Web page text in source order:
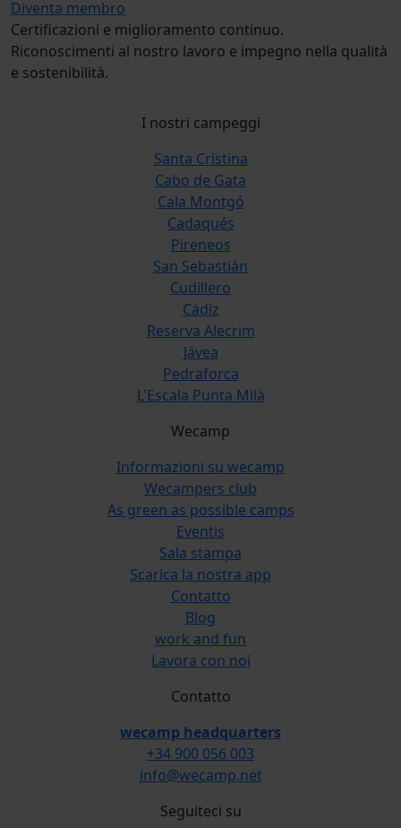
Diventa membro
Certificazioni e miglioramento continuo.
Riconoscimenti al nostro lavoro e impegno nella qualità
e sostenibilità.
I nostri campeggi
Santa Cristina
Cabo de Gata
Cala Montgó
Cadaqués
Pireneos
San Sebastián
Cudillero
Cádiz
Reserva Alecrim
Jávea
Pedraforca
L'Escala Punta Milà
Wecamp
Informazioni su wecamp
Wecampers club
As green as possible camps
Eventis
Sala stampa
Scarica la nostra app
Contatto
Blog
work and fun
Lavora con noi
Contatto
wecamp headquarters
+34 900 056 003
info@wecamp.net
Seguiteci su